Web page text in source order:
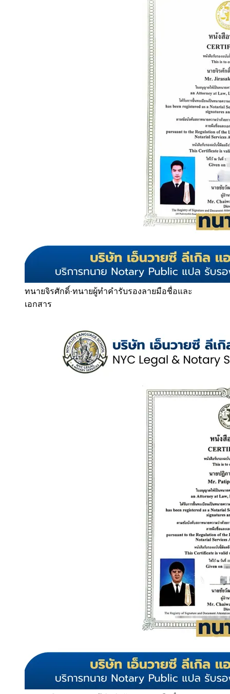
ทนายจิรศักดิ์·ทนายผู้ทำคำรับรองลายมือชื่อและ
เอกสาร